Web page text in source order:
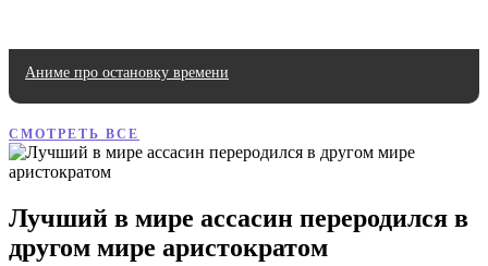
Аниме про остановку времени
СМОТРЕТЬ ВСЕ
Лучший в мире ассасин переродился в
другом мире аристократом